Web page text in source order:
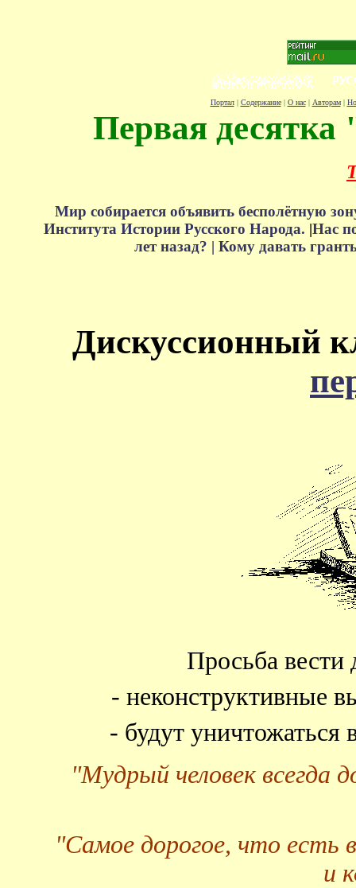
Портал| Содержание| О нас| Авторам|
Первая десятка
Мир собирается объявить бесполётную
Института Истории Русского Народа. |Нас
лет назад? | Кому давать
Дискуссионный
Просьба вести
- неконструктивные
- будут
"Мудрый человек всегда
"Самое дорогое, что есть
и